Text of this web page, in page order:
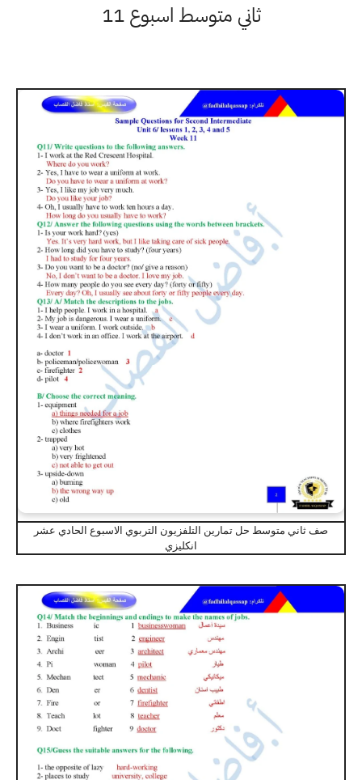
ثاني متوسط اسبوع 11
صف ثاني متوسط حل تمارين التلفزيون التربوي الاسبوع الحادي عشر
انكليزي